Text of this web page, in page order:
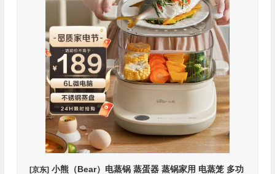
[京东]小熊（Bear）电蒸锅 蒸蛋器 蒸锅家用 电蒸笼 多功